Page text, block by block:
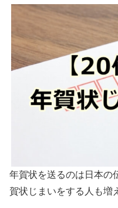
年賀状を送るのは日本の
賀状じまいをする人も増